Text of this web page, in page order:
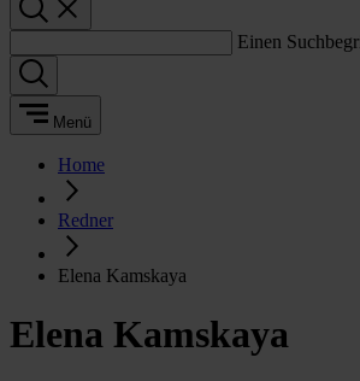
Einen
Menü
Home
Redner
Elena Kamskaya
Elena Kamskaya